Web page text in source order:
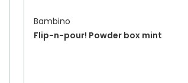
Bambino
Flip-n-pour! Powder box mint